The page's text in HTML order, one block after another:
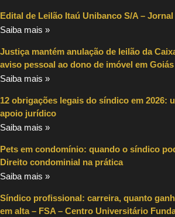
Edital de Leilão Itaú Unibanco S/A –
Saiba mais »
Justiça mantém anulação de leilão da
aviso pessoal ao dono de imóvel em Goiás
Saiba mais »
12 obrigações legais do síndico em 2026:
apoio jurídico
Saiba mais »
Pets em condomínio: quando o síndico
Direito condominial na prática
Saiba mais »
Síndico profissional: carreira, quanto
em alta – FSA – Centro Universitário